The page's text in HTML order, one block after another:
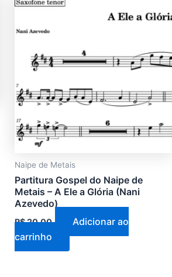
Naipe de Metais
Partitura Gospel do Naipe de
Metais – A Ele a Glória (Nani
Azevedo)
R$20,00
Adicionar ao
carrinho